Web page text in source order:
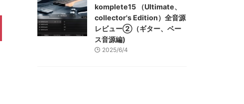
komplete15 （Ultimate、
collector's Edition）全音源
レビュー②（ギター、ベー
ス音源編)
2025/6/4